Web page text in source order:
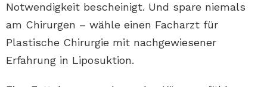
Notwendigkeit bescheinigt. Und spare niemals
am Chirurgen – wähle einen Facharzt für
Plastische Chirurgie mit nachgewiesener
Erfahrung in Liposuktion.